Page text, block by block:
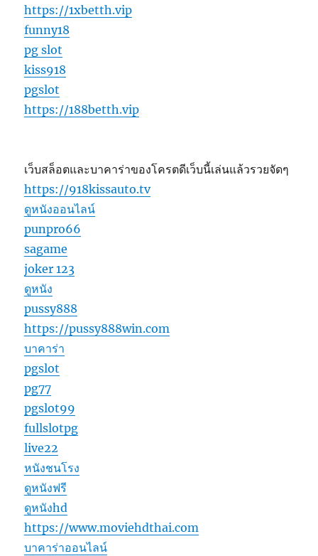
https://1xbetth.vip
funny18
pg slot
kiss918
pgslot
https://188betth.vip
เว็บสล็อตและบาคาร่าของโครตดีเว็บนี้เล่นแล้วรวยจัดๆ
https://918kissauto.tv
ดูหนังออนไลน์
punpro66
sagame
joker 123
ดูหนัง
pussy888
https://pussy888win.com
บาคาร่า
pgslot
pg77
pgslot99
fullslotpg
live22
หนังชนโรง
ดูหนังฟรี
ดูหนังhd
https://www.moviehdthai.com
บาคาร่าออนไลน์